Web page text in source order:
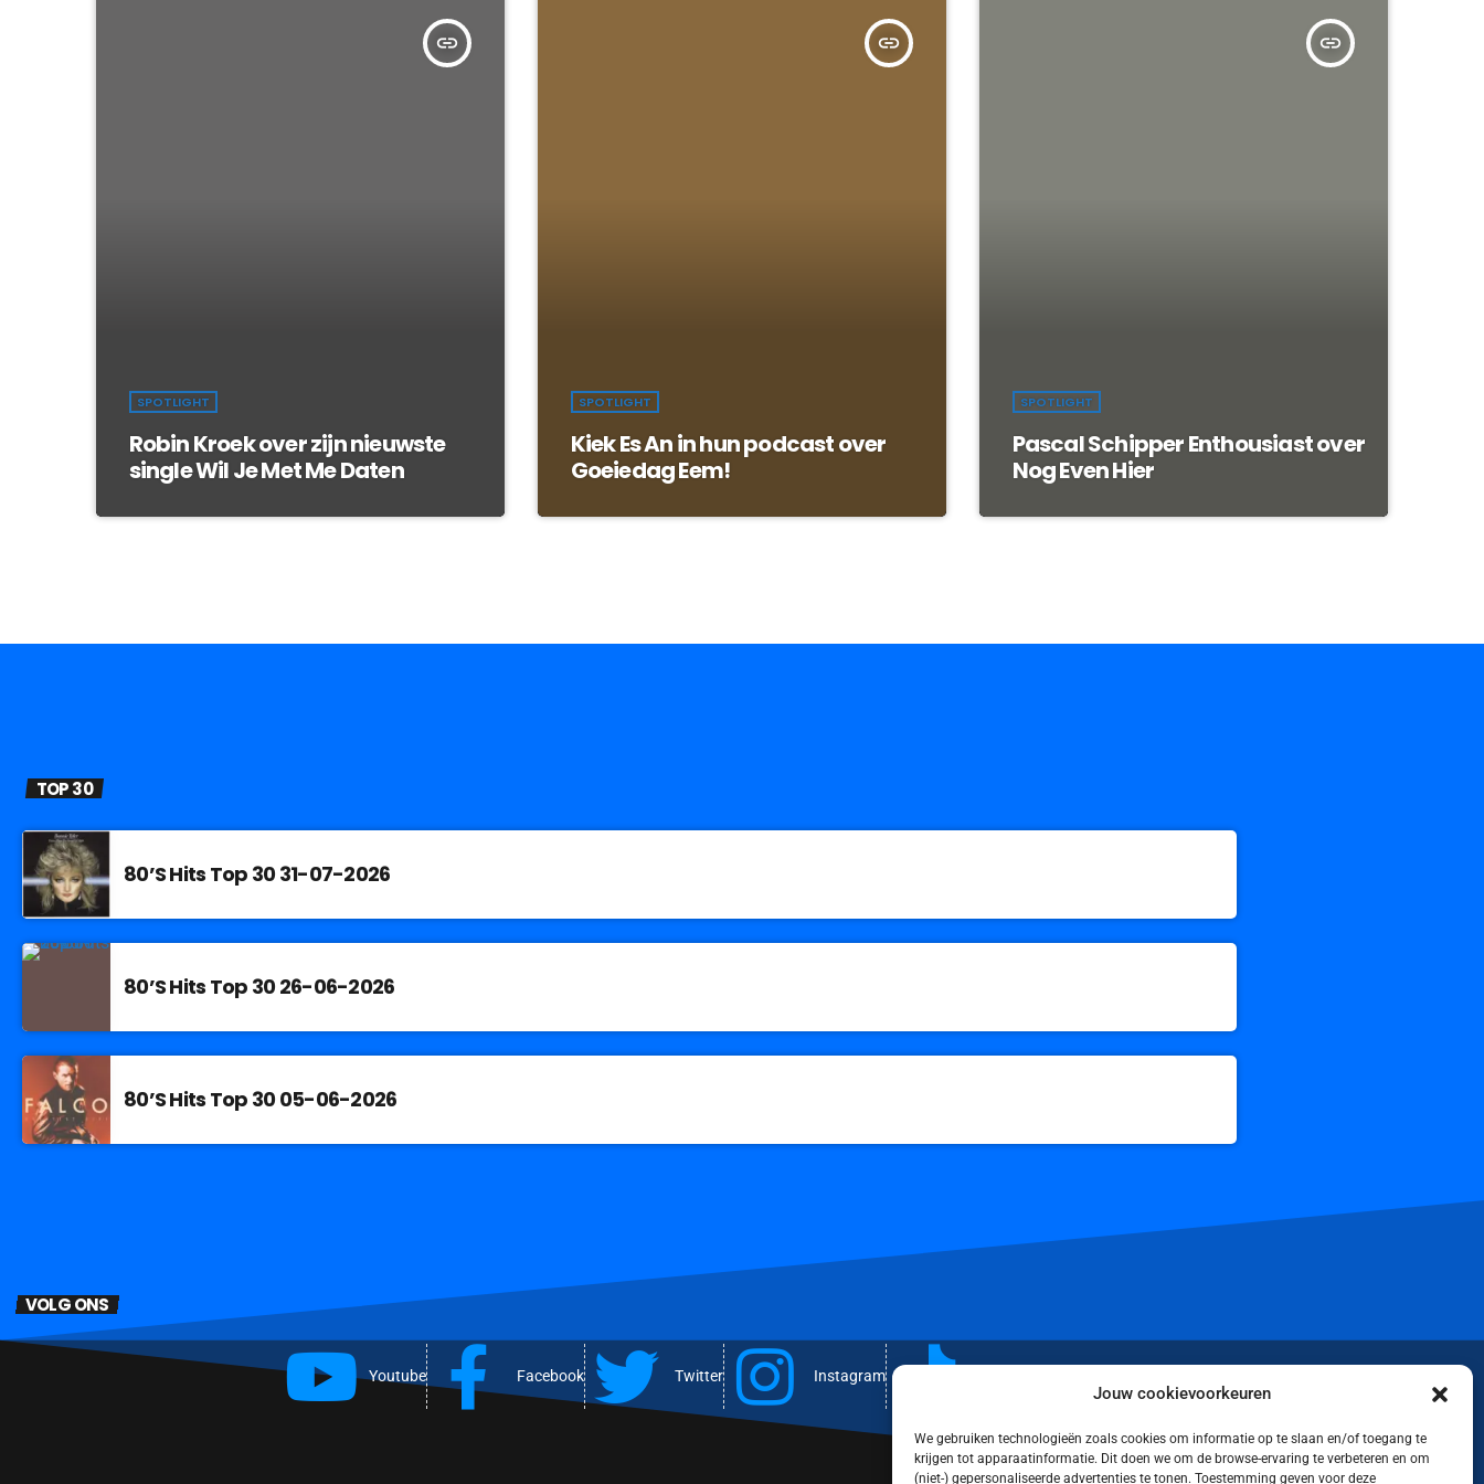
Jouw cookievoorkeuren
We gebruiken technologieën zoals cookies om informatie op te slaan en/of toegang te
krijgen tot apparaatinformatie. Dit doen we om de browse-ervaring te verbeteren en om
(niet-) gepersonaliseerde advertenties te tonen. Toestemming geven voor deze
insert_link
SPOTLIGHT
Robin Kroek over zijn nieuwste
single Wil Je Met Me Daten
insert_link
SPOTLIGHT
Kiek Es An in hun podcast over
Goeiedag Eem!
insert_link
SPOTLIGHT
Pascal Schipper Enthousiast over
Nog Even Hier
TOP 30
80’S Hits Top 30 31-07-2026
80’S Hits Top 30 26-06-2026
80’S Hits Top 30 05-06-2026
VOLG ONS
Youtube Facebook Twitter Instagram